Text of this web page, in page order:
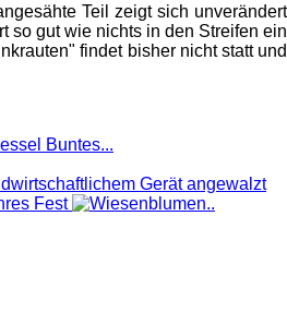
Teil zeigt sich unverändert
so gut wie nichts in den Streifen ein
findet bisher nicht statt und